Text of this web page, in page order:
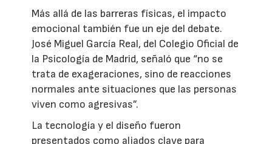
Más allá de las barreras físicas, el impacto
emocional también fue un eje del debate.
José Miguel García Real, del Colegio Oficial de
la Psicología de Madrid, señaló que “no se
trata de exageraciones, sino de reacciones
normales ante situaciones que las personas
viven como agresivas”.
La tecnología y el diseño fueron
presentados como aliados clave para